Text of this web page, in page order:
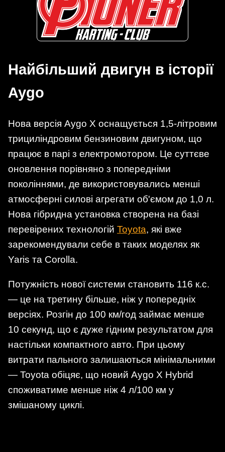
Найбільший двигун в історії
Aygo
Нова версія Aygo X оснащується 1,5-літровим
трициліндровим бензиновим двигуном, що
працює в парі з електромотором. Це суттєве
оновлення порівняно з попередніми
поколіннями, де використовувались менші
атмосферні силові агрегати об'ємом до 1,0 л.
Нова гібридна установка створена на базі
перевірених технологій Toyota, які вже
зарекомендували себе в таких моделях як
Yaris та Corolla.
Потужність нової системи становить 116 к.с.
— це на третину більше, ніж у попередніх
версіях. Розгін до 100 км/год займає менше
10 секунд, що є дуже гідним результатом для
настільки компактного авто. При цьому
витрати пального залишаються мінімальними
— Toyota обіцяє, що новий Aygo X Hybrid
споживатиме менше ніж 4 л/100 км у
змішаному циклі.